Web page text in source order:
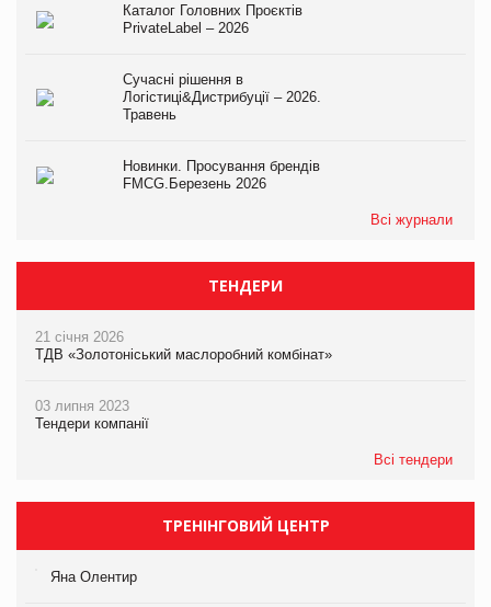
Каталог Головних Проєктів
PrivateLabel – 2026
Сучасні рішення в
Логістиці&Дистрибуції – 2026.
Травень
Новинки. Просування брендів
FMCG.Березень 2026
Всі журнали
ТЕНДЕРИ
21 січня 2026
ТДВ «Золотоніський маслоробний комбінат»
03 липня 2023
Тендери компанії
Всі тендери
ТРЕНІНГОВИЙ ЦЕНТР
Яна Олентир